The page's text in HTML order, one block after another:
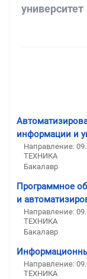
университет
информации и
Направление:
ТЕХНИКА
Бакалавр
Программное
и
Направление:
ТЕХНИКА
Бакалавр
Направление:
ТЕХНИКА